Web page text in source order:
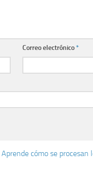
Correo electrónico*
Aprende cómo se procesan